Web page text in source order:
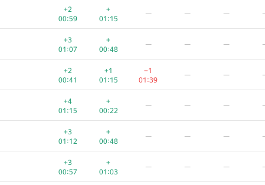
+2
00:59
+
01:15
— — —
+3
01:07
+
00:48
— — —
+2
00:41
+1
01:15
−1
01:39
— —
+4
01:15
+
00:22
— — —
+3
01:12
+
00:48
— — —
+3
00:57
+
01:03
— — —
+2
00:33
01:03
+1
00:48
01:08
+1
01:07
+1
00:29
—
01:02
00:54
+2
00:29
01:08
+4
00:42
00:16